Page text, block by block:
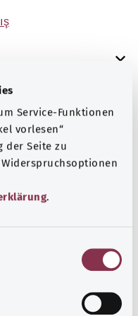
Service-Funktionen
vorlesen“
der Seite zu
.
codes are provided by
ich?”
the Federal Ministry of